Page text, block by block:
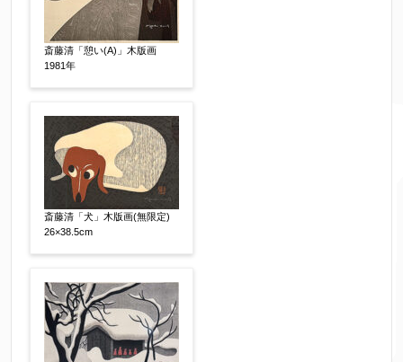
売却希望時期 【任意】
すぐに売りたい
その他
他社様の査定価格 【任意】
会社名：
査定額：
らお知らせください。その価格が適切かお返事申
し上げます。
斎藤清「憩い(A)」木版画
1981年
斎藤清「犬」木版画(無限定)
26×38.5cm